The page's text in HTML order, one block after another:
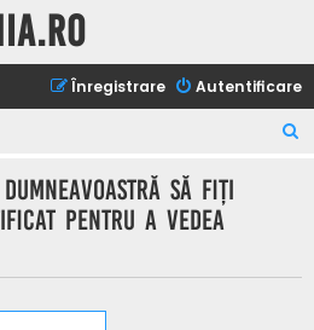
Autentificare
Înregistrare
să fiţi
pentru a vedea